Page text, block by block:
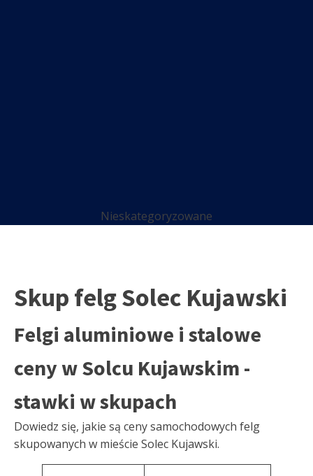
Nieskategoryzowane
Skup felg Solec Kujawski
Felgi aluminiowe i stalowe
ceny w Solcu Kujawskim -
stawki w skupach
Dowiedz się, jakie są ceny samochodowych felg
skupowanych w mieście Solec Kujawski.